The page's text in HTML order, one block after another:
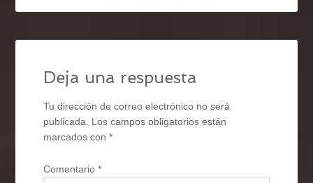
Deja una respuesta
Tu dirección de correo electrónico no será
publicada.
Los campos obligatorios están
marcados con*
Comentario*